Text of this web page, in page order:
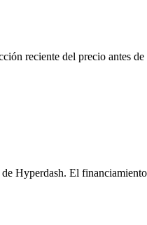
reciente del precio antes
El